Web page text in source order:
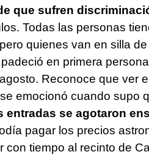
que sufren
Todas las personas
quienes van en silla
en primera persona
Reconoce que ver
emocionó cuando supo
entradas se agotaron
pagar los precios
tiempo al recinto de